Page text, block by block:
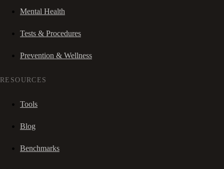
Mental Health
Tests & Procedures
Prevention & Wellness
RESOURCES
Tools
Blog
Benchmarks